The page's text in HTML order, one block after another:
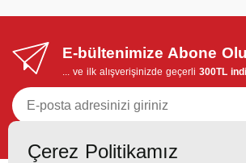
E-bültenimize Abone
... ve ilk alışverişinizde geçerli 300TL
Çerez Politikamız